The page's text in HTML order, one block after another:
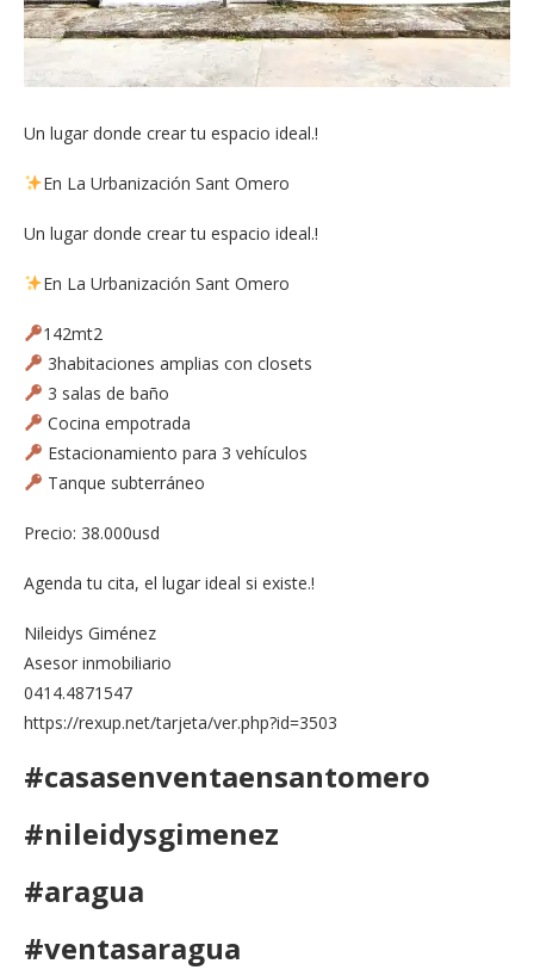
Un lugar donde crear tu espacio ideal.!
En La Urbanización Sant Omero
Un lugar donde crear tu espacio ideal.!
En La Urbanización Sant Omero
142mt2
3habitaciones amplias con closets
3 salas de baño
Cocina empotrada
Estacionamiento para 3 vehículos
Tanque subterráneo
Precio: 38.000usd
Agenda tu cita, el lugar ideal si existe.!
Nileidys Giménez
Asesor inmobiliario
0414.4871547
https://rexup.net/tarjeta/ver.php?id=3503
#casasenventaensantomero
#nileidysgimenez
#aragua
#ventasaragua